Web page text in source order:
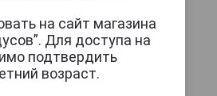
на сайт магазина
Для доступа на
подтвердить
возраст.